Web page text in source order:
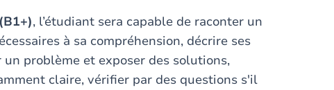
, l’étudiant sera capable de raconter un
à sa compréhension, décrire ses
problème et exposer des solutions,
claire, vérifier par des questions s'il